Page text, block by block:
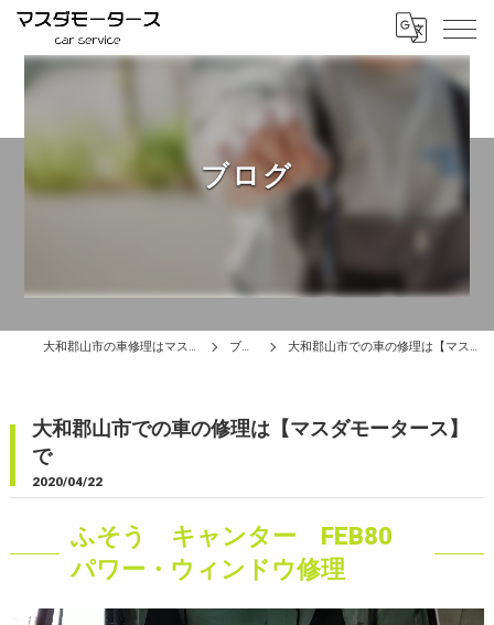
ブログ
大和郡山市の車修理はマスダモータース ブログ 大和郡山市での車の修理は【マスダモータース】で
大和郡山市での車の修理は【マスダモータース】
で
2020/04/22
ふそう キャンター FEB80
パワー・ウィンドウ修理